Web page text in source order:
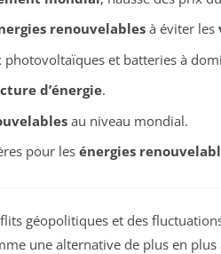
renouvelablesà éviter les
et batteries à
d’énergie.
au niveau mondial.
pour les énergies
géopolitiques et des
une alternative de plus en